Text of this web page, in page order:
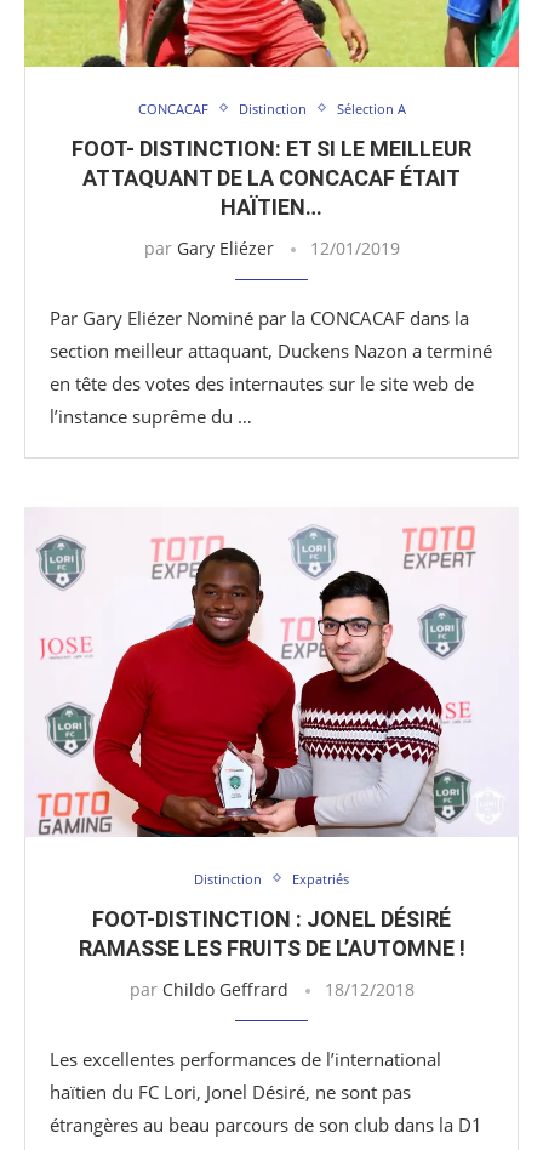
CONCACAF Distinction Sélection A
FOOT- DISTINCTION: ET SI LE MEILLEUR
ATTAQUANT DE LA CONCACAF ÉTAIT
HAÏTIEN…
par Gary Eliézer 12/01/2019
Par Gary Eliézer Nominé par la CONCACAF dans la
section meilleur attaquant, Duckens Nazon a terminé
en tête des votes des internautes sur le site web de
l’instance suprême du …
Distinction Expatriés
FOOT-DISTINCTION : JONEL DÉSIRÉ
RAMASSE LES FRUITS DE L’AUTOMNE !
par Childo Geffrard 18/12/2018
Les excellentes performances de l’international
haïtien du FC Lori, Jonel Désiré, ne sont pas
étrangères au beau parcours de son club dans la D1